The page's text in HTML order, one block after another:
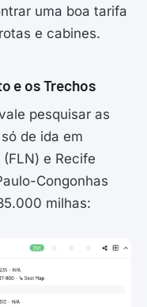
uma boa tarifa
e cabines.
e os Trechos
pesquisar as
de ida em
e Recife
Congonhas
milhas: